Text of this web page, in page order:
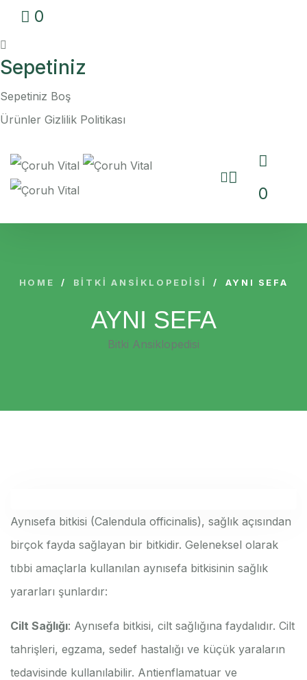
0
Sepetiniz
Sepetiniz Boş
Ürünler Gizlilik Politikası
0
HOME / BITKI ANSIKLOPEDISI / AYNI SEFA
AYNI SEFA
Bitki Ansiklopedisi
Aynısefa bitkisi (Calendula officinalis), sağlık açısından
birçok fayda sağlayan bir bitkidir. Geleneksel olarak
tıbbi amaçlarla kullanılan aynısefa bitkisinin sağlık
yararları şunlardır:
Cilt Sağlığı: Aynısefa bitkisi, cilt sağlığına faydalıdır. Cilt
tahrişleri, egzama, sedef hastalığı ve küçük yaraların
tedavisinde kullanılabilir. Antienflamatuar ve